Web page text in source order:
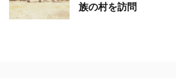
族の村を訪問